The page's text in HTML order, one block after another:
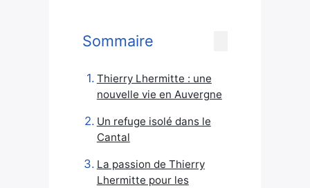
Sommaire
Thierry Lhermitte : une
nouvelle vie en Auvergne
Un refuge isolé dans le
Cantal
La passion de Thierry
Lhermitte pour les